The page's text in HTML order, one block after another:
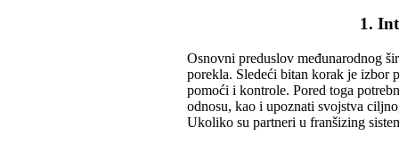
1.
Osnovni preduslov međunarodnog
porekla. Sledeći bitan korak je izbor
pomoći i kontrole. Pored toga
odnosu, kao i upoznati svojstva
Ukoliko su partneri u franšizing